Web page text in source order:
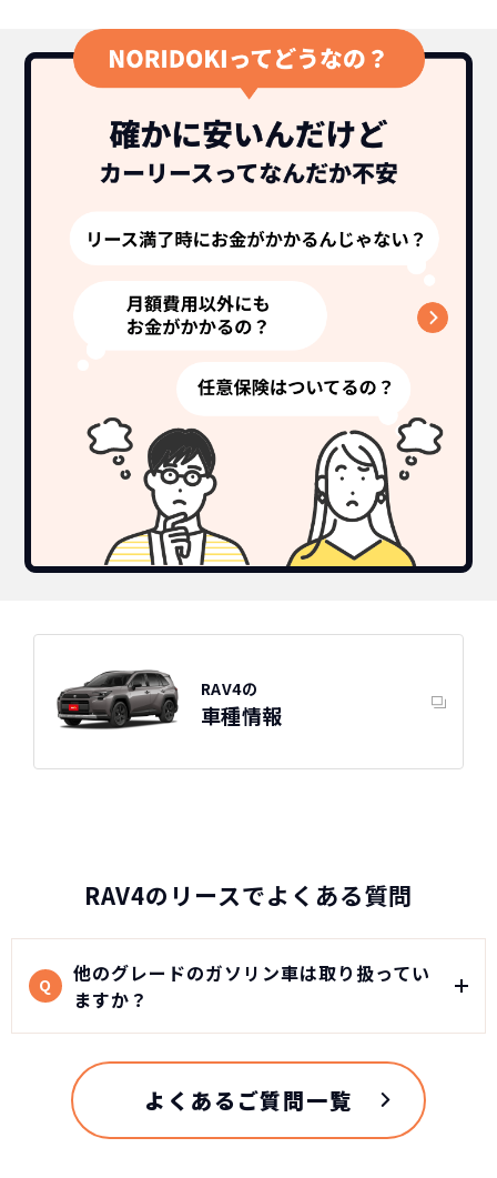
カーリースって結局ローンで
買うより高いんで
すよね？
新車に乗りたいけど、まとまったお金がない。
ボーナスも不安
たしかに安いけど、自分のものにならないんで
しょ？
RAV4の
車種情報
トヨタ
RAV4の特徴
RAV4のリースでよくある質問
Q
他のグレードのガソリン車は取り扱ってい
ますか？
よくあるご質問一覧